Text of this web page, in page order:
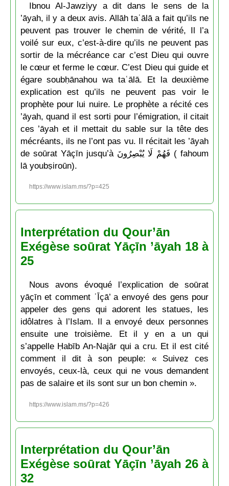
Ibnou Al-Jawziyy a dit dans le sens de la
’āyah, il y a deux avis. Allāh taʿālā a fait qu’ils ne
peuvent pas trouver le chemin de vérité, Il l’a
voilé sur eux, c’est-à-dire qu’ils ne peuvent pas
sortir de la mécréance car c’est Dieu qui ouvre
le cœur et ferme le cœur. C’est Dieu qui guide et
égare soubḥānahou wa taʿālā. Et la deuxième
explication est qu’ils ne peuvent pas voir le
prophète pour lui nuire. Le prophète a récité ces
’āyah, quand il est sorti pour l’émigration, il citait
ces ’āyah et il mettait du sable sur la tête des
mécréants, ils ne l’ont pas vu. Il récitait les ’āyah
de soūrat Yāçīn jusqu’à فَهُمْ لَا يُبْصِرُونَ ( fahoum
lā youbṣiroūn).
https://www.islam.ms/?p=425
Interprétation du Qour’ān
Exégèse soūrat Yāçīn ’āyah 18 à
25
Nous avons évoqué l’explication de soūrat
yāçīn et comment ʿĪçā’ a envoyé des gens pour
appeler des gens qui adorent les statues, les
idôlatres à l’Islam. Il a envoyé deux personnes
ensuite une troisième. Et il y en a un qui
s’appelle Ḥabīb An-Najār qui a cru. Et il est cité
comment il dit à son peuple: « Suivez ces
envoyés, ceux-là, ceux qui ne vous demandent
pas de salaire et ils sont sur un bon chemin ».
https://www.islam.ms/?p=426
Interprétation du Qour’ān
Exégèse soūrat Yāçīn ’āyah 26 à
32